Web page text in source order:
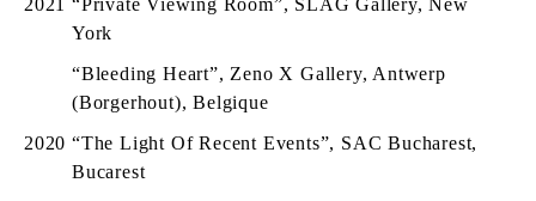
2021 “Private Viewing Room”, SLAG Gallery, New
York
“Bleeding Heart”, Zeno X Gallery, Antwerp
(Borgerhout), Belgique
2020 “The Light Of Recent Events”, SAC Bucharest,
Bucarest